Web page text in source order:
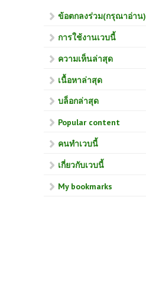
ข้อตกลงร่วม(กรุณาอ่าน)
การใช้งานเวบนี้
ความเห็นล่าสุด
เนื้อหาล่าสุด
บล็อกล่าสุด
Popular content
คนทำเวบนี้
เกี่ยวกับเวบนี้
My bookmarks